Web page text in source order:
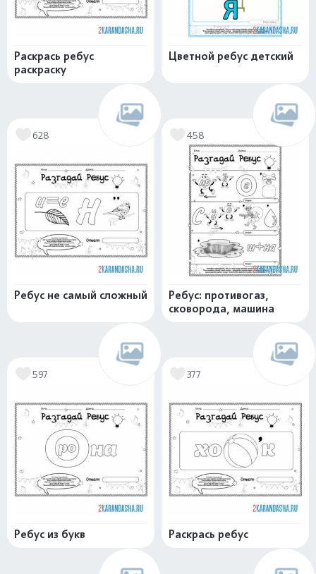
Раскрась ребус
раскраску
Цветной ребус детский
628
Ребус не самый сложный
458
Ребус: противогаз,
сковорода, машина
597
Ребус из букв
377
Раскрась ребус